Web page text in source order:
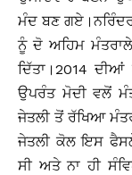
ਮੰਦ ਬਣ
ਨੂੰ ਦੋ ਅਹਿਮ
ਦਿੱਤਾ।2014
ਉਪਰੰਤ ਮੋਦੀ ਵਲੋਂ
ਜੇਤਲੀ ਤੋਂ ਰੱਖਿਆ
ਜੇਤਲੀ ਕੋਲ ਇਸ
ਸੀ ਅਤੇ ਨਾ ਹੀ